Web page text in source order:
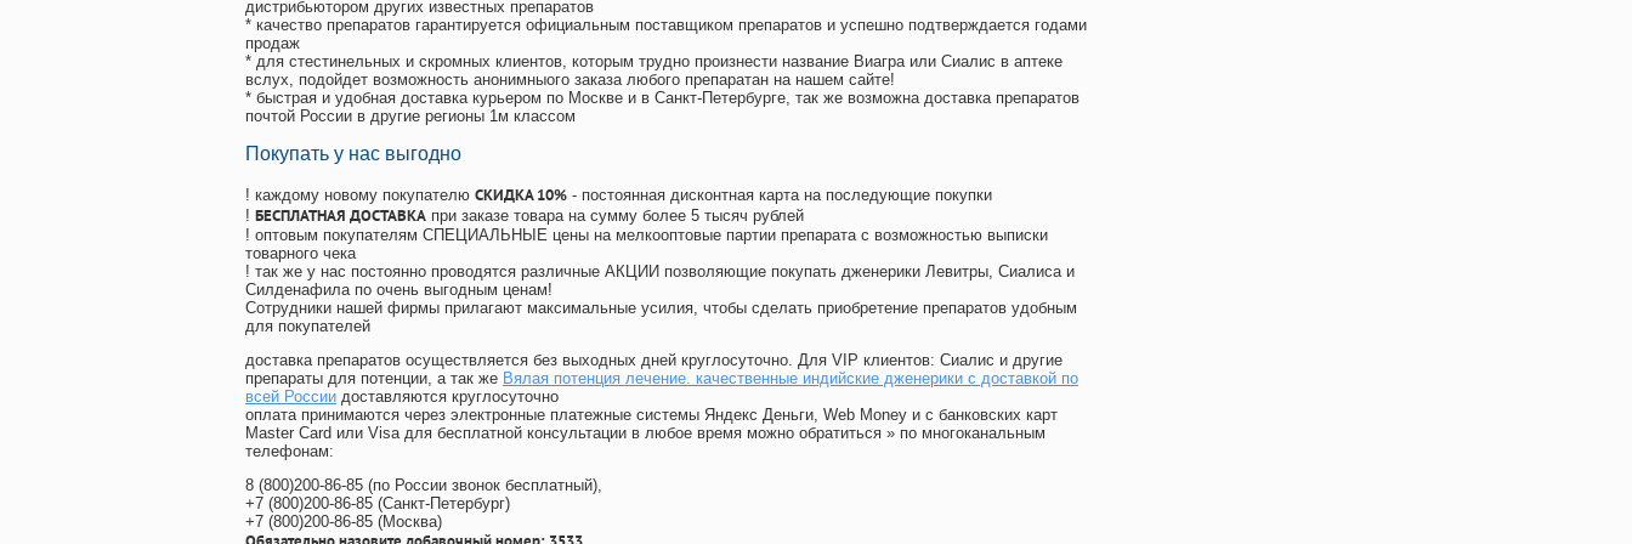
дистрибьютором других известных препаратов
* качество препаратов гарантируется официальным поставщиком препаратов и успешно подтверждается годами
продаж
* для стестинельных и скромных клиентов, которым трудно произнести название Виагра или Сиалис в аптеке
вслух, подойдет возможность анонимныого заказа любого препаратан на нашем сайте!
* быстрая и удобная доставка курьером по Москве и в Санкт-Петербурге, так же возможна доставка препаратов
почтой России в другие регионы 1м классом
Покупать у нас выгодно
! каждому новому покупателю СКИДКА 10% - постоянная дисконтная карта на последующие покупки
! БЕСПЛАТНАЯ ДОСТАВКА при заказе товара на сумму более 5 тысяч рублей
! оптовым покупателям СПЕЦИАЛЬНЫЕ цены на мелкооптовые партии препарата с возможностью выписки
товарного чека
! так же у нас постоянно проводятся различные АКЦИИ позволяющие покупать дженерики Левитры, Сиалиса и
Силденафила по очень выгодным ценам!
Cотрудники нашей фирмы прилагают максимальные усилия, чтобы сделать приобретение препаратов удобным
для покупателей
доставка препаратов осуществляется без выходных дней круглосуточно. Для VIP клиентов: Сиалис и другие
препараты для потенции, а так же Вялая потенция лечение. качественные индийские дженерики с доставкой по
всей России доставляются круглосуточно
оплата принимаются через электронные платежные системы Яндекс Деньги, Web Money и с банковских карт
Master Card или Visa для бесплатной консультации в любое время можно обратиться » по многоканальным
телефонам:
8 (800)200-86-85 (по России звонок бесплатный),
+7 (800)200-86-85 (Санкт-Петербург)
+7 (800)200-86-85 (Москва)